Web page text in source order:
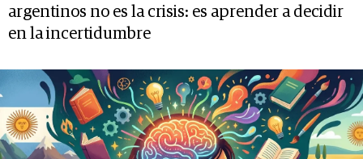
argentinos no es la crisis: es aprender a decidir
en la incertidumbre